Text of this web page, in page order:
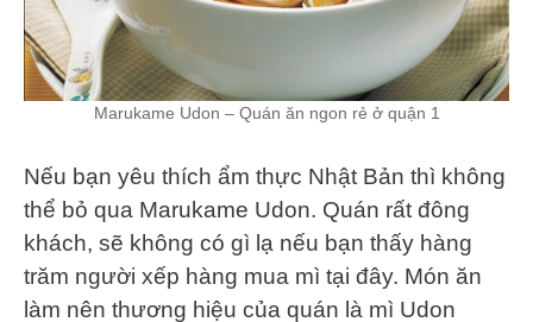
Marukame Udon – Quán ăn ngon rẻ ở quận 1
Nếu bạn yêu thích ẩm thực Nhật Bản thì không
thể bỏ qua Marukame Udon. Quán rất đông
khách, sẽ không có gì lạ nếu bạn thấy hàng
trăm người xếp hàng mua mì tại đây. Món ăn
làm nên thương hiệu của quán là mì Udon